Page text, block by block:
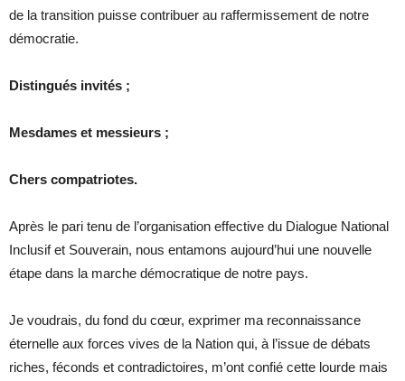
de la transition puisse contribuer au raffermissement de notre
démocratie.
Distingués invités ;
Mesdames et messieurs ;
Chers compatriotes.
Après le pari tenu de l’organisation effective du Dialogue National
Inclusif et Souverain, nous entamons aujourd’hui une nouvelle
étape dans la marche démocratique de notre pays.
Je voudrais, du fond du cœur, exprimer ma reconnaissance
éternelle aux forces vives de la Nation qui, à l’issue de débats
riches, féconds et contradictoires, m’ont confié cette lourde mais